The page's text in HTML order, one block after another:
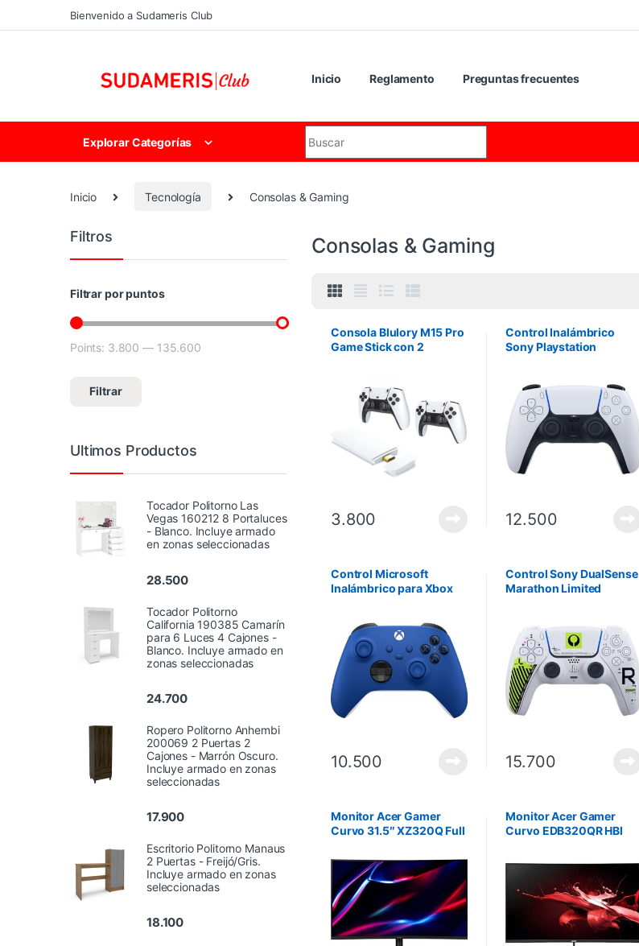
Skip to navigation
Skip to contentBienvenido a Sudameris Club
Inicio Reglamento Preguntas frecuentes
Explorar Categorías
Inicio Tecnología Consolas & Gaming
Consolas & Gaming
Consola Blulory M15 Pro
Game Stick con 2
3.800
Control Inalámbrico
Sony Playstation
Negro
12.500
Control Microsoft
Inalámbrico para Xbox
10.500
Control Sony DualSense
Marathon Limited
15.700
Monitor Acer Gamer
Curvo 31.5″ XZ320Q Full
incluye instalación
Monitor Acer Gamer
Curvo EDB320QR HBI
Filtros
Filtrar por puntos
Precio mínimo
Precio máximo
Filtrar
Points: 3.800 — 135.600
Ultimos Productos
Tocador Politorno Las
Vegas 160212 8 Portaluces
- Blanco. Incluye armado
en zonas seleccionadas
28.500
Tocador Politorno
California 190385 Camarín
para 6 Luces 4 Cajones -
Blanco. Incluye armado en
zonas seleccionadas
24.700
Ropero Politorno Anhembi
200069 2 Puertas 2
Cajones - Marrón Oscuro.
Incluye armado en zonas
seleccionadas
17.900
Escritorio Politorno Manaus
2 Puertas - Freijó/Gris.
Incluye armado en zonas
seleccionadas
18.100